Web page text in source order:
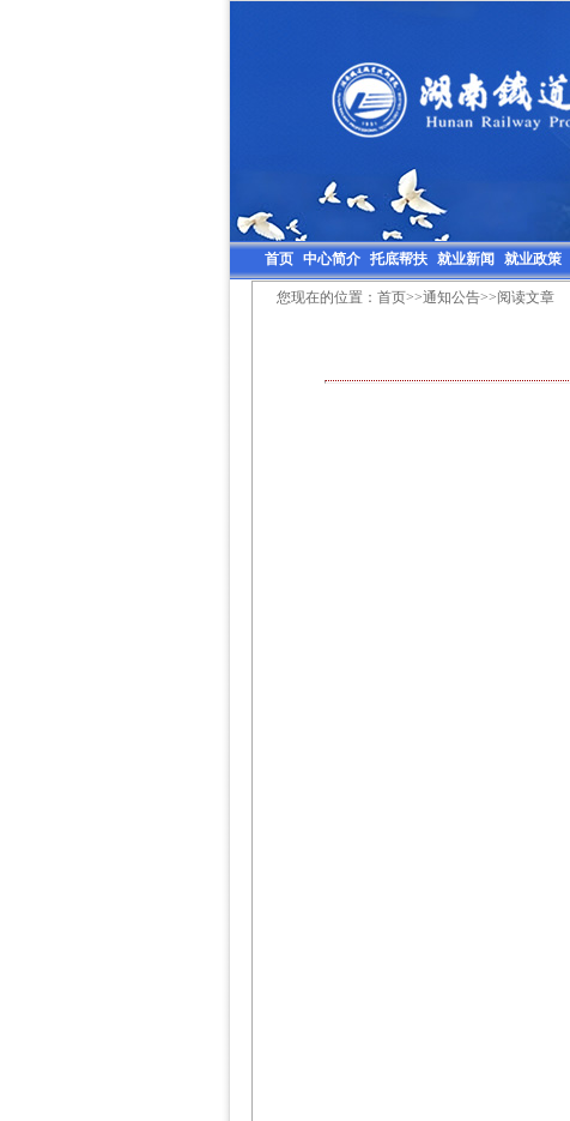
首页 中心简介 托底帮扶 就业新闻 就业政策
您现在的位置：首页>>通知公告>>阅读文章